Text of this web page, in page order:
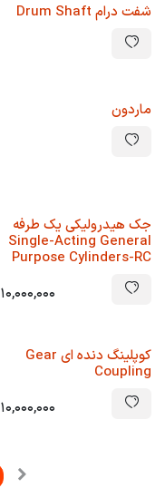
شفت درام Drum Shaft
ماردون
جک هیدرولیکی یک طرفه
Single-Acting General
Purpose Cylinders-RC
10,000,000
کوپلینگ دنده ای Gear
Coupling
10,000,000